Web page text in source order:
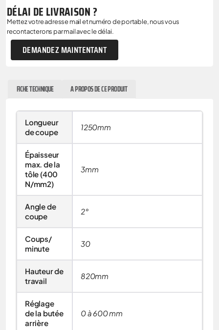
DÉLAI DE LIVRAISON ?
Mettez votre adresse mail et numéro de portable, nous vous
recontacterons par mail avec le délai.
DEMANDEZ MAINTENTANT
FICHE TECHNIQUE A PROPOS DE CE PRODUIT
Longueur
de coupe
1250mm
Épaisseur
max. de la
tôle (400
N/mm2)
3mm
Angle de
coupe
2°
Coups/
minute
30
Hauteur de
travail
820mm
Réglage
de la butée
arrière
0 à 600 mm